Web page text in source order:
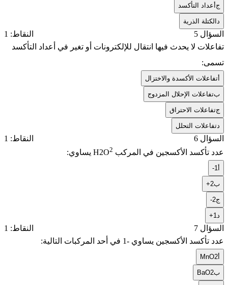
جأعداد التأكسد
الكتلة الذرية
السؤال 5
النقاط: 1
تفاعلات لا يحدث فيها انتقال للإلكترونات أو تغير في أعداد التأكسد
تسمى:
تفاعلات الأكسدة والاختزال
بتفاعلات الإحلال المزدوج
جتفاعلات الاحتراق
تفاعلات التحلل
السؤال 6
النقاط: 1
عدد تأكسد الأكسجين في المركب H2O 2 يساوي:
-1
ب+2
ج-2
+1
السؤال 7
النقاط: 1
عدد تأكسد الأكسجين يساوي -1 في أحد المركبات التالية:
MnO2
بBaO2